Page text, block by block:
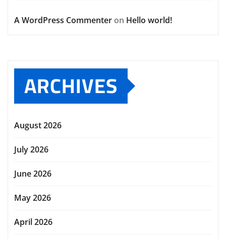
A WordPress Commenter on Hello world!
ARCHIVES
August 2026
July 2026
June 2026
May 2026
April 2026